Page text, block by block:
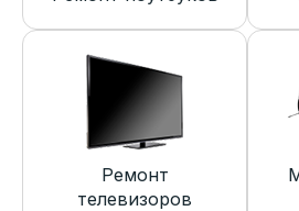
Ремонт
телевизоров